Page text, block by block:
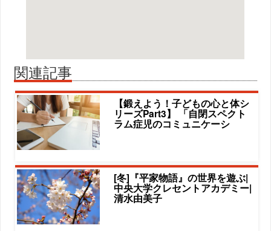
関連記事
【鍛えよう！子どもの心と体シ
リーズPart3】 「自閉スペクト
ラム症児のコミュニケーシ
[冬]『平家物語』の世界を遊ぶ|
中央大学クレセントアカデミー|
清水由美子